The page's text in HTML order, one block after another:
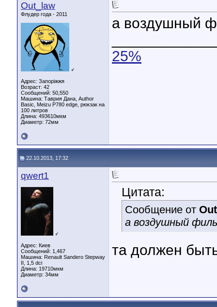
Out_law
Флудер года - 2011
♂
Адрес: Запоріжжя
Возраст: 42
Сообщений: 50,550
Машина: Таврия Дана, Author
Basic, Meizu P780 edge, рюкзак на
100 литров
Длина: 493610мкм
Диаметр: 72мм
а воздушный
25%
22.10.2013, 17:32
qwert1
♂
Адрес: Киев
Сообщений: 1,467
Машина: Renault Sandero Stepway
II, 1,5 dci
Длина: 19710мкм
Диаметр: 34мм
Цитата:
Сообщение от
а воздушный
та должен